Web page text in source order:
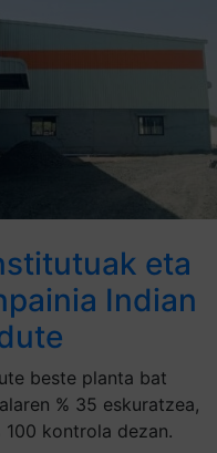
eta
Indian
beste planta bat
% 35 eskuratzea,
kontrola dezan.